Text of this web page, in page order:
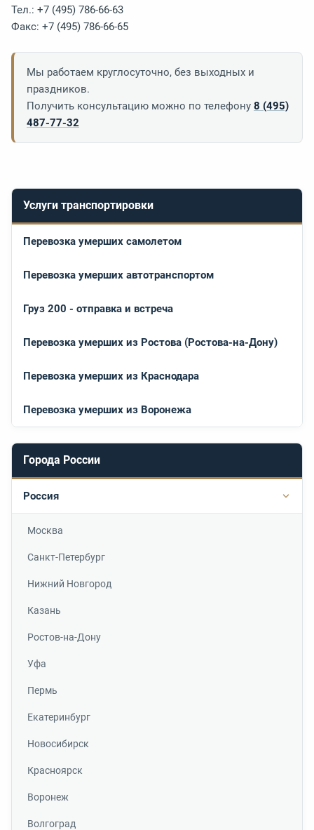
Услуги транспортировки
Перевозка умерших самолетом
Перевозка умерших автотранспортом
Груз 200 - отправка и встреча
Перевозка умерших из Ростова (Ростова-на-Дону)
Перевозка умерших из Краснодара
Перевозка умерших из Воронежа
Города России
Россия
Москва
Санкт-Петербург
Нижний Новгород
Казань
Ростов-на-Дону
Уфа
Пермь
Екатеринбург
Новосибирск
Красноярск
Воронеж
Волгоград
Тел.: +7 (495) 786-66-63
Факс: +7 (495) 786-66-65
Мы работаем круглосуточно, без выходных и
праздников.
Получить консультацию можно по телефону 8 (495)
487-77-32